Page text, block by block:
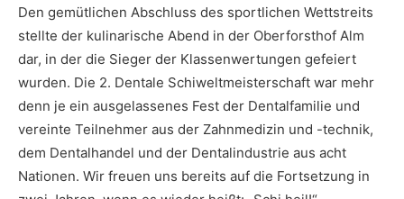
Den gemütlichen Abschluss des sportlichen Wettstreits
stellte der kulinarische Abend in der Oberforsthof Alm
dar, in der die Sieger der Klassenwertungen gefeiert
wurden. Die 2. Dentale Schiweltmeisterschaft war mehr
denn je ein ausgelassenes Fest der Dentalfamilie und
vereinte Teilnehmer aus der Zahnmedizin und -technik,
dem Dentalhandel und der Dentalindustrie aus acht
Nationen. Wir freuen uns bereits auf die Fortsetzung in